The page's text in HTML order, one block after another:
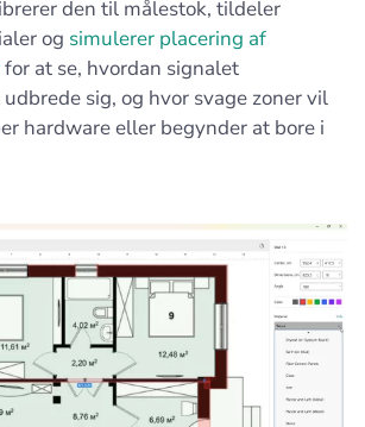
den til målestok, tildeler
og simulerer placering af
for at se, hvordan signalet
sig, og hvor svage zoner vil
hardware eller begynder at bore i